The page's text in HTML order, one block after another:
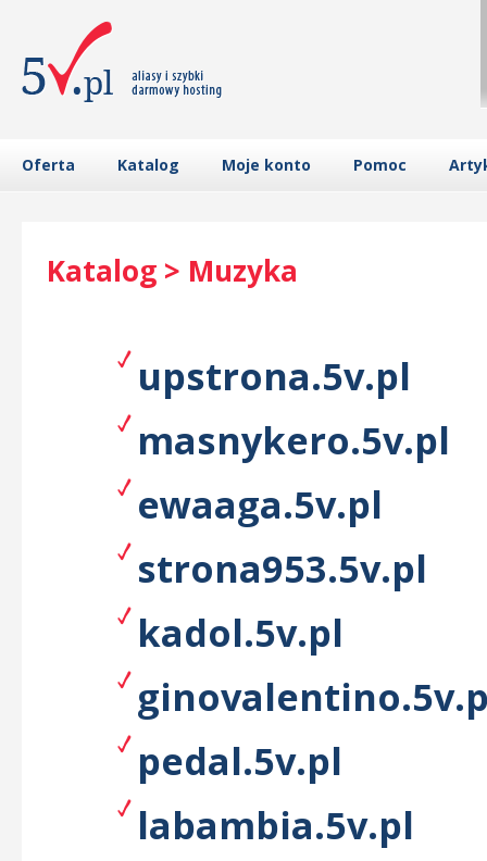
Oferta Katalog Moje konto Pomoc
Katalog > Muzyka
upstrona.5v.pl
masnykero.5v.pl
ewaaga.5v.pl
strona953.5v.pl
kadol.5v.pl
pedal.5v.pl
labambia.5v.pl